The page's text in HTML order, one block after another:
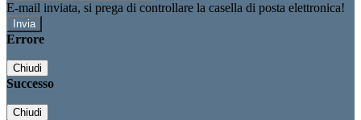
E-mail inviata, si prega di controllare la casella di posta elettronica!
Errore
Chiudi
Successo
Chiudi